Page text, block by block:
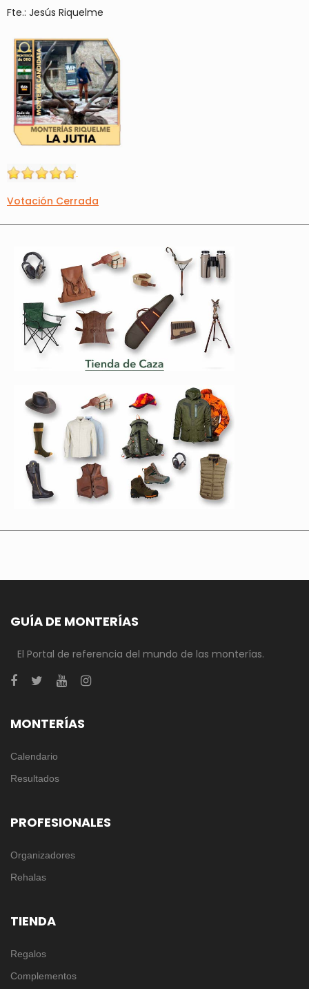
Fte.: Jesús Riquelme
Votación Cerrada
GUÍA DE MONTERÍAS
El Portal de referencia del mundo de las monterías.
MONTERÍAS
Calendario
Resultados
PROFESIONALES
Organizadores
Rehalas
TIENDA
Regalos
Complementos